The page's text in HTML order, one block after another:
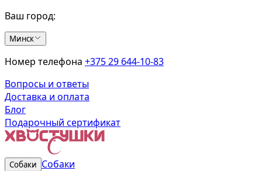
Ваш город:
Минск
Номер телефона +375 29 644-10-83
Вопросы и ответы
Доставка и оплата
Блог
Подарочный сертификат
Собаки Собаки